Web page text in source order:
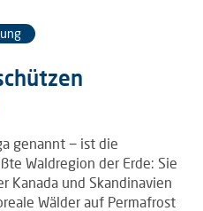
genannt − ist die
Waldregion der Erde: Sie
Kanada und Skandinavien
Wälder auf Permafrost